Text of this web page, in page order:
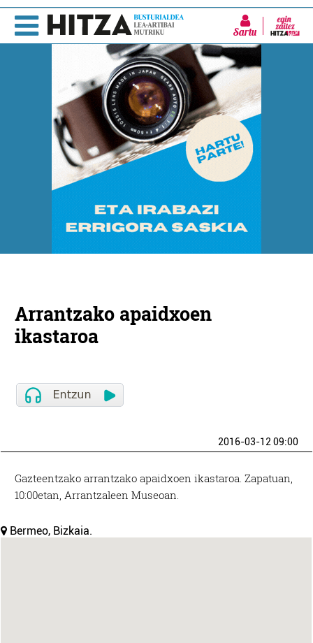
Sartu
Arrantzako apaidxoen
ikastaroa
2016-03-12 09:00
Gazteentzako arrantzako apaidxoen ikastaroa. Zapatuan,
10:00etan, Arrantzaleen Museoan.
Bermeo, Bizkaia.